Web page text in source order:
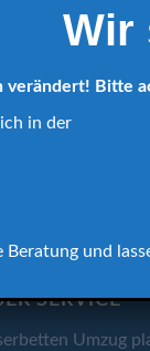
SERVICE
Umzug
Wir
verändert! Bitte
in der
Beratung und